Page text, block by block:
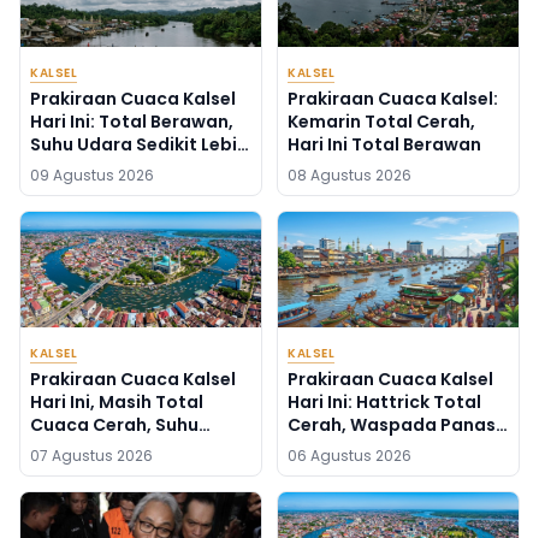
KALSEL
Prakiraan Cuaca Kalsel
Hari Ini: Total Berawan,
Suhu Udara Sedikit Lebih
Tinggi
09 Agustus 2026
KALSEL
Prakiraan Cuaca Kalsel:
Kemarin Total Cerah,
Hari Ini Total Berawan
08 Agustus 2026
KALSEL
Prakiraan Cuaca Kalsel
Hari Ini, Masih Total
Cuaca Cerah, Suhu
Udara Sedikit Lebih
Turun
07 Agustus 2026
KALSEL
Prakiraan Cuaca Kalsel
Hari Ini: Hattrick Total
Cerah, Waspada Panas
Menyengat di
Banjarmasin Banjarbaru
06 Agustus 2026